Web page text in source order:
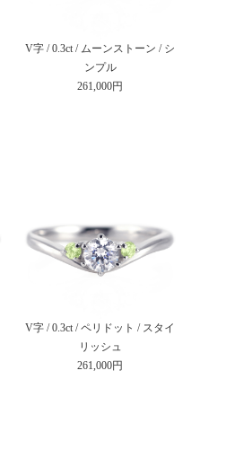
V字 / 0.3ct / ムーンストーン / シ
ンプル
261,000円
V字 / 0.3ct / ペリドット / スタイ
リッシュ
261,000円